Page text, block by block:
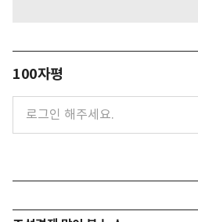
100자평